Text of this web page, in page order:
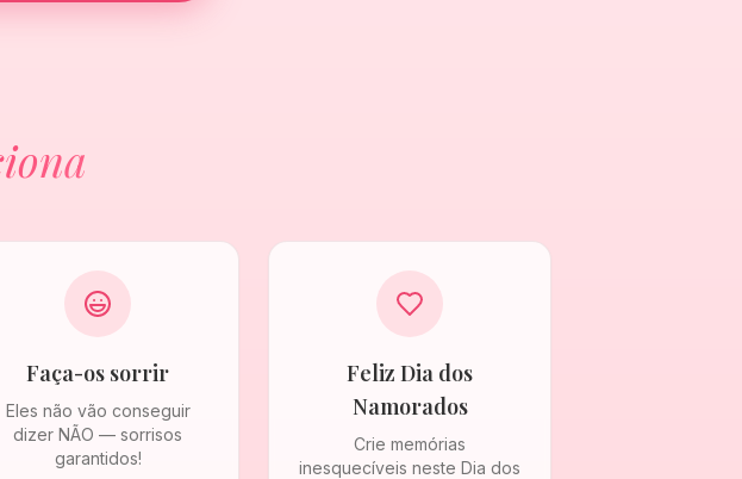
Faça-os sorrir
Eles não vão conseguir
dizer NÃO — sorrisos
garantidos!
Feliz Dia dos
Namorados
Crie memórias
inesquecíveis neste Dia dos